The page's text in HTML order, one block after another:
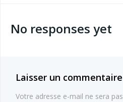
l’article
No responses yet
Laisser un commentaire
Votre adresse e-mail ne sera